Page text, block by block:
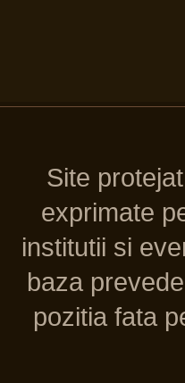
Site
exprimate
institutii si
baza
pozitia fata